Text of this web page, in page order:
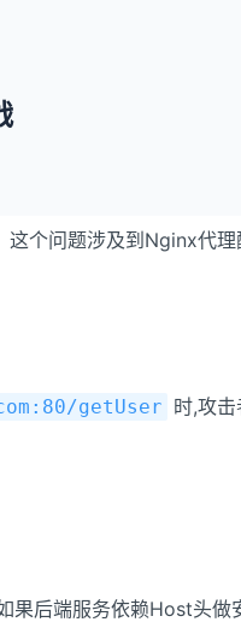
个问题涉及到Nginx代
getUser 时,攻
后端服务依赖Host头做